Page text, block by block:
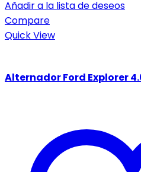
Añadir a la lista de deseos
Compare
Quick View
Alternador Ford Explorer